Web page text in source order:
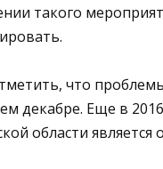
такого
что
декабре. Еще в
области является